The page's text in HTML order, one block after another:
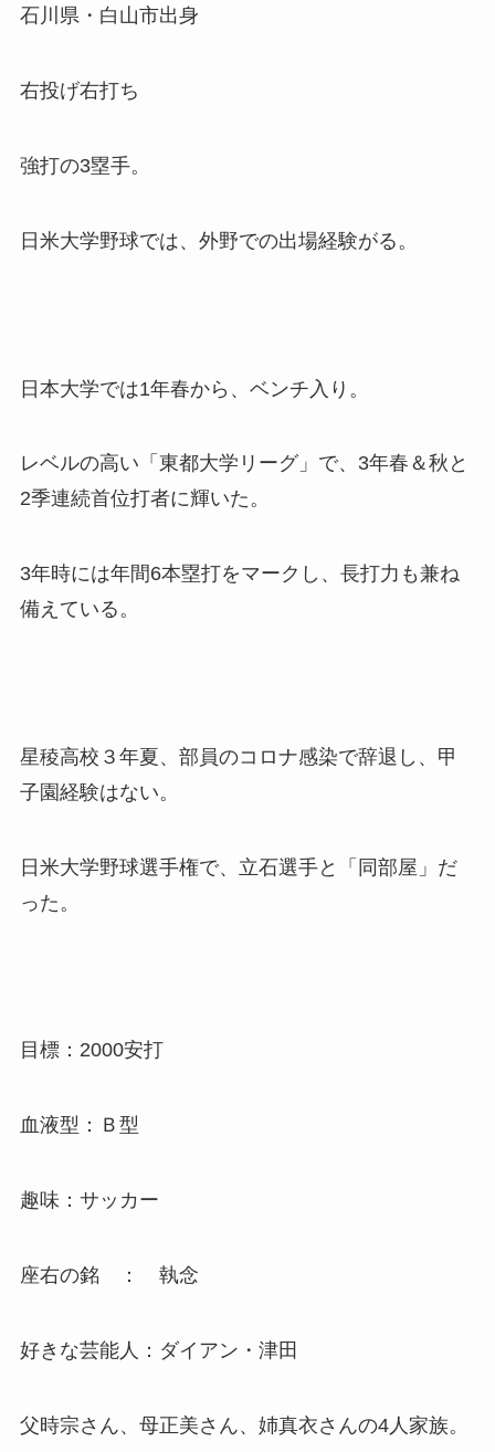
石川県・白山市出身
右投げ右打ち
強打の3塁手。
日米大学野球では、外野での出場経験がる。
日本大学では1年春から、ベンチ入り。
レベルの高い「東都大学リーグ」で、3年春＆秋と
2季連続首位打者に輝いた。
3年時には年間6本塁打をマークし、長打力も兼ね
備えている。
星稜高校３年夏、部員のコロナ感染で辞退し、甲
子園経験はない。
日米大学野球選手権で、立石選手と「同部屋」だ
った。
目標：2000安打
血液型：Ｂ型
趣味：サッカー
座右の銘 ： 執念
好きな芸能人：ダイアン・津田
父時宗さん、母正美さん、姉真衣さんの4人家族。